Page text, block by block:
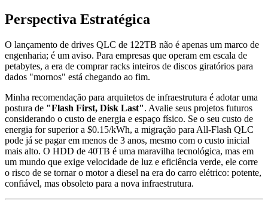
Perspectiva Estratégica
O lançamento de drives QLC de 122TB não é apenas um marco de
engenharia; é um aviso. Para empresas que operam em escala de
petabytes, a era de comprar racks inteiros de discos giratórios para
dados "mornos" está chegando ao fim.
Minha recomendação para arquitetos de infraestrutura é adotar uma
postura de "Flash First, Disk Last". Avalie seus projetos futuros
considerando o custo de energia e espaço físico. Se o seu custo de
energia for superior a $0.15/kWh, a migração para All-Flash QLC
pode já se pagar em menos de 3 anos, mesmo com o custo inicial
mais alto. O HDD de 40TB é uma maravilha tecnológica, mas em
um mundo que exige velocidade de luz e eficiência verde, ele corre
o risco de se tornar o motor a diesel na era do carro elétrico: potente,
confiável, mas obsoleto para a nova infraestrutura.